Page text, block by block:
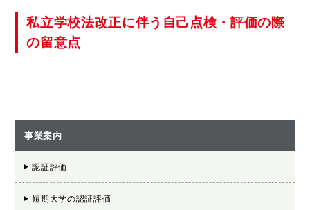
私立学校法改正に伴う自己点検・評価の際
の留意点
事業案内
認証評価
短期大学の認証評価